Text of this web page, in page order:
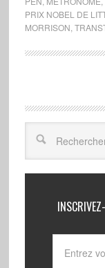
PRIX NOBEL DE
MORRISON